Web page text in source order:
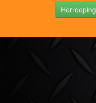
Herroeping